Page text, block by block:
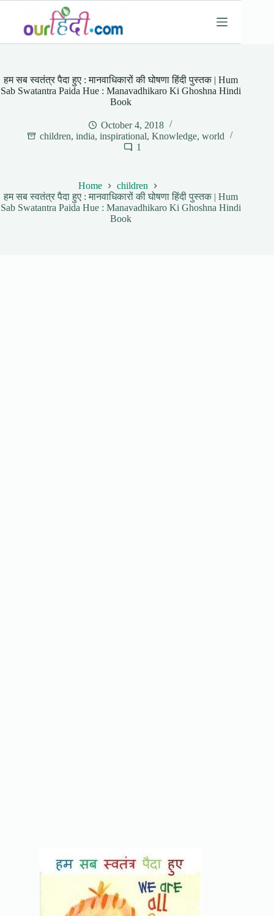
content
हम सब स्वतंत्र पैदा हुए : मानवाधिकारों की घोषणा हिंदी पुस्तक | Hum
Sab Swatantra Paida Hue : Manavadhikaro Ki Ghoshna Hindi
Book
October 4, 2018
children,india,inspirational,Knowledge,world
1
Home
children
हम सब स्वतंत्र पैदा हुए : मानवाधिकारों की घोषणा हिंदी पुस्तक | Hum
Sab Swatantra Paida Hue : Manavadhikaro Ki Ghoshna Hindi
Book